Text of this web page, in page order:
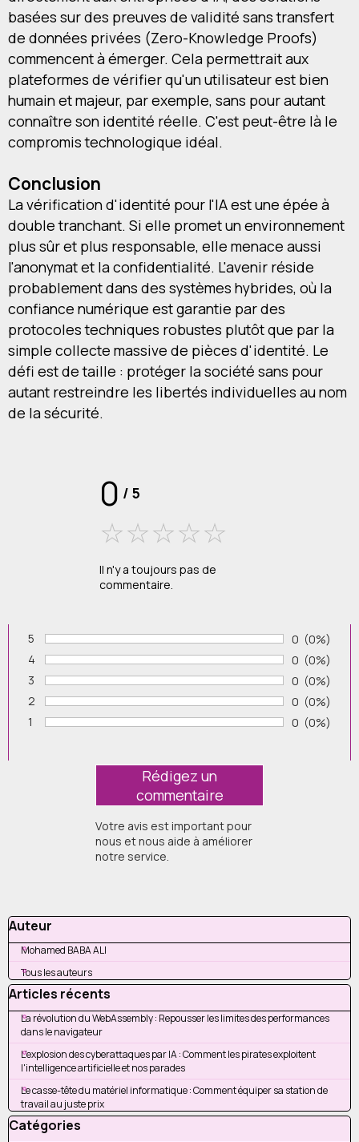
basées sur des preuves de validité sans transfert
de données privées (Zero-Knowledge Proofs)
commencent à émerger. Cela permettrait aux
plateformes de vérifier qu'un utilisateur est bien
humain et majeur, par exemple, sans pour autant
connaître son identité réelle. C'est peut-être là le
compromis technologique idéal.
Conclusion
La vérification d'identité pour l'IA est une épée à
double tranchant. Si elle promet un environnement
plus sûr et plus responsable, elle menace aussi
l'anonymat et la confidentialité. L'avenir réside
probablement dans des systèmes hybrides, où la
confiance numérique est garantie par des
protocoles techniques robustes plutôt que par la
simple collecte massive de pièces d'identité. Le
défi est de taille : protéger la société sans pour
autant restreindre les libertés individuelles au nom
de la sécurité.
0 / 5
Il n'y a toujours pas de
commentaire.
Vote :
5 Nombre de
0 (0%)
Vote :
4 Nombre de
0 (0%)
Vote :
3 Nombre de
0 (0%)
Vote :
2 Nombre de
0 (0%)
Vote :
1 Nombre de
0 (0%)
Votre avis est important pour
nous et nous aide à améliorer
notre service.
Sauter le bloc Auteur
Auteur
Mohamed BABA ALI
Tous les auteurs
Sauter le bloc Articles récents
Articles récents
La révolution du WebAssembly : Repousser les limites des performances
dans le navigateur
L'explosion des cyberattaques par IA : Comment les pirates exploitent
l'intelligence artificielle et nos parades
Le casse-tête du matériel informatique : Comment équiper sa station de
travail au juste prix
Sauter le bloc Catégories
Catégories